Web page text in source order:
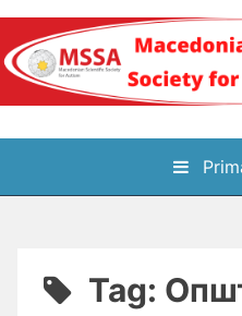
Skip
content
Tag: